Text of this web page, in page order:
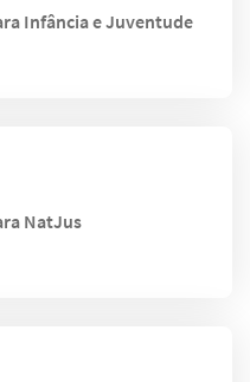
Infância e Juventude
NatJus